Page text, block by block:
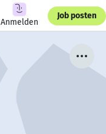
Anmelden
Job posten